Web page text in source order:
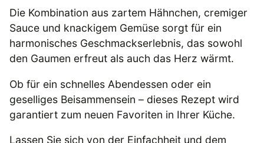
Die Kombination aus zartem Hähnchen, cremiger
Sauce und knackigem Gemüse sorgt für ein
harmonisches Geschmackserlebnis, das sowohl
den Gaumen erfreut als auch das Herz wärmt.
Ob für ein schnelles Abendessen oder ein
geselliges Beisammensein – dieses Rezept wird
garantiert zum neuen Favoriten in Ihrer Küche.
Lassen Sie sich von der Einfachheit und dem